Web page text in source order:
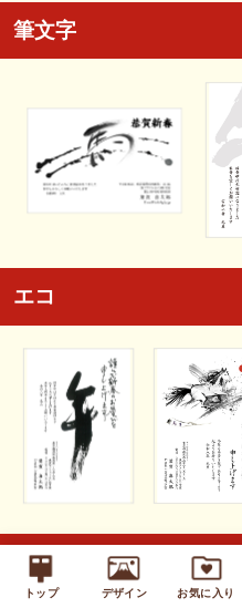
トップ デザイン お気に入り
筆文字
エコ
キッズ